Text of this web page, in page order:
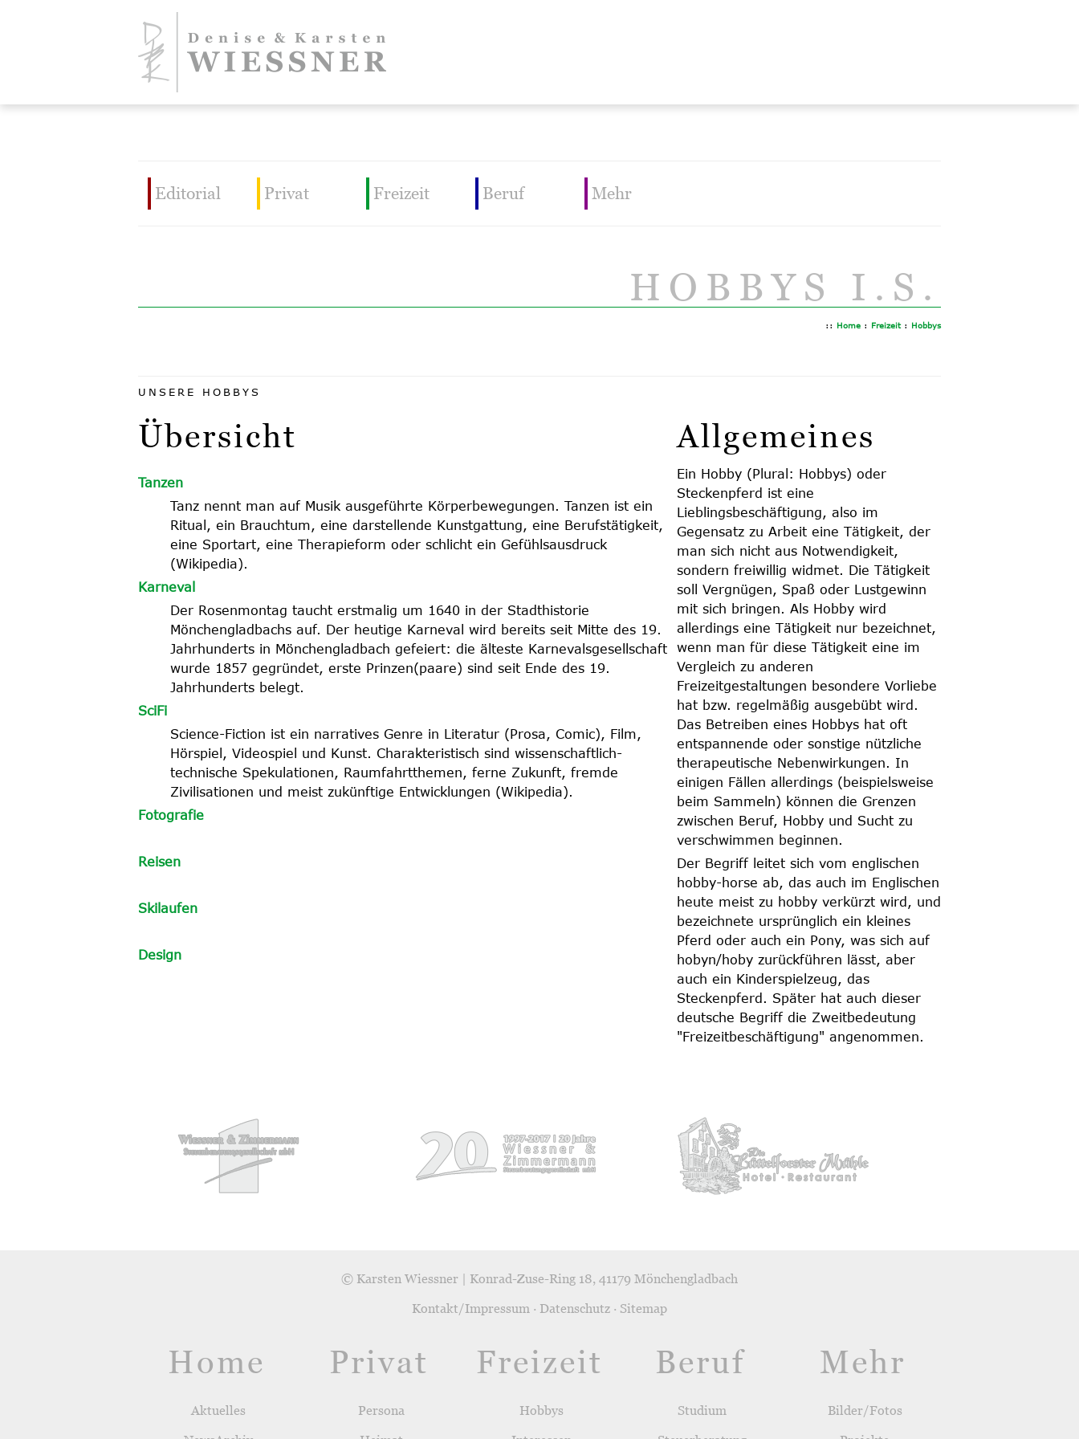
Editorial Privat Freizeit Beruf Mehr
HOBBYS I.S.
:: Home : Freizeit: Hobbys
UNSERE HOBBYS
Übersicht
Tanzen
Tanz nennt man auf Musik ausgeführte Körperbewegungen. Tanzen ist ein
Ritual, ein Brauchtum, eine darstellende Kunstgattung, eine Berufstätigkeit,
eine Sportart, eine Therapieform oder schlicht ein Gefühlsausdruck
(Wikipedia).
Karneval
Der Rosenmontag taucht erstmalig um 1640 in der Stadthistorie
Mönchengladbachs auf. Der heutige Karneval wird bereits seit Mitte des 19.
Jahrhunderts in Mönchengladbach gefeiert: die älteste Karnevalsgesellschaft
wurde 1857 gegründet, erste Prinzen(paare) sind seit Ende des 19.
Jahrhunderts belegt.
SciFi
Science-Fiction ist ein narratives Genre in Literatur (Prosa, Comic), Film,
Hörspiel, Videospiel und Kunst. Charakteristisch sind wissenschaftlich-
technische Spekulationen, Raumfahrtthemen, ferne Zukunft, fremde
Zivilisationen und meist zukünftige Entwicklungen (Wikipedia).
Fotografie
Reisen
Skilaufen
Design
Allgemeines
Ein Hobby (Plural: Hobbys) oder
Steckenpferd ist eine
Lieblingsbeschäftigung, also im
Gegensatz zu Arbeit eine Tätigkeit, der
man sich nicht aus Notwendigkeit,
sondern freiwillig widmet. Die Tätigkeit
soll Vergnügen, Spaß oder Lustgewinn
mit sich bringen. Als Hobby wird
allerdings eine Tätigkeit nur bezeichnet,
wenn man für diese Tätigkeit eine im
Vergleich zu anderen
Freizeitgestaltungen besondere Vorliebe
hat bzw. regelmäßig ausgebübt wird.
Das Betreiben eines Hobbys hat oft
entspannende oder sonstige nützliche
therapeutische Nebenwirkungen. In
einigen Fällen allerdings (beispielsweise
beim Sammeln) können die Grenzen
zwischen Beruf, Hobby und Sucht zu
verschwimmen beginnen.
Der Begriff leitet sich vom englischen
hobby-horse ab, das auch im Englischen
heute meist zu hobby verkürzt wird, und
bezeichnete ursprünglich ein kleines
Pferd oder auch ein Pony, was sich auf
hobyn/hoby zurückführen lässt, aber
auch ein Kinderspielzeug, das
Steckenpferd. Später hat auch dieser
deutsche Begriff die Zweitbedeutung
"Freizeitbeschäftigung" angenommen.
© Karsten Wiessner | Konrad-Zuse-Ring 18, 41179 Mönchengladbach
Kontakt/Impressum · Datenschutz · Sitemap
Home
Aktuelles
Privat
Persona
Freizeit
Hobbys
Beruf
Studium
Mehr
Bilder/Fotos